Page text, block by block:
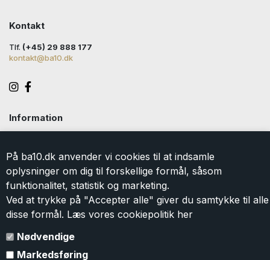
På ba10.dk anvender vi cookies til at indsamle
oplysninger om dig til forskellige formål, såsom
funktionalitet, statistik og marketing.
Ved at trykke på "Accepter alle" giver du samtykke til alle
disse formål. Læs vores cookiepolitik her
Nødvendige
Markedsføring
Kontakt
Tlf. (+45) 29 888 177
kontakt@ba10.dk
Information
Levering
Returlabel
Persondatapolitik
Om BA10
Gavekort